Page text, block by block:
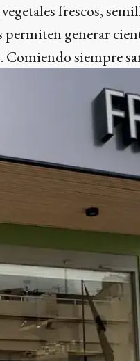
frescos,
generar
siempre